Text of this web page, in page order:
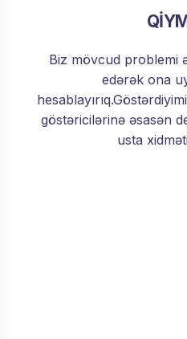
Biz mövcud problemi
edərək ona
göstəricilərinə əsasən
usta